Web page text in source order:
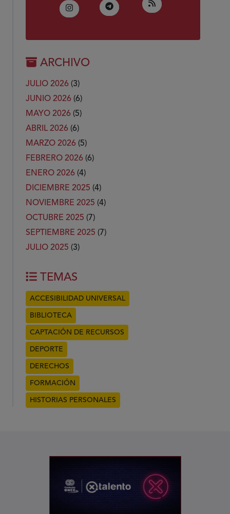
Instagram
(Abre en nueva ventana)
Telegram
(Abre en nueva ventana)
RSS
(Abre en nueva
ARCHIVO
JULIO 2026 (3)
JUNIO 2026 (6)
MAYO 2026 (5)
ABRIL 2026 (6)
MARZO 2026 (5)
FEBRERO 2026 (6)
ENERO 2026 (4)
DICIEMBRE 2025 (4)
NOVIEMBRE 2025 (4)
OCTUBRE 2025 (7)
SEPTIEMBRE 2025 (7)
JULIO 2025 (3)
TEMAS
ACCESIBILIDAD UNIVERSAL
BIBLIOTECA
CAPTACIÓN DE RECURSOS
DEPORTE
DERECHOS
FORMACIÓN
HISTORIAS PERSONALES